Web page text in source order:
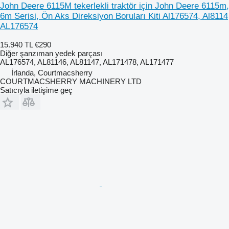
John Deere 6115M tekerlekli traktör için John Deere 6115m,
6m Serisi, Ön Aks Direksiyon Boruları Kiti Al176574, Al8114
AL176574
15.940 TL €290
Diğer şanzıman yedek parçası
AL176574, AL81146, AL81147, AL171478, AL171477
İrlanda, Courtmacsherry
COURTMACSHERRY MACHINERY LTD
Satıcıyla iletişime geç